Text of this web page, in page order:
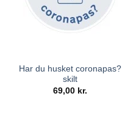
Har du husket coronapas?
skilt
69,00 kr.